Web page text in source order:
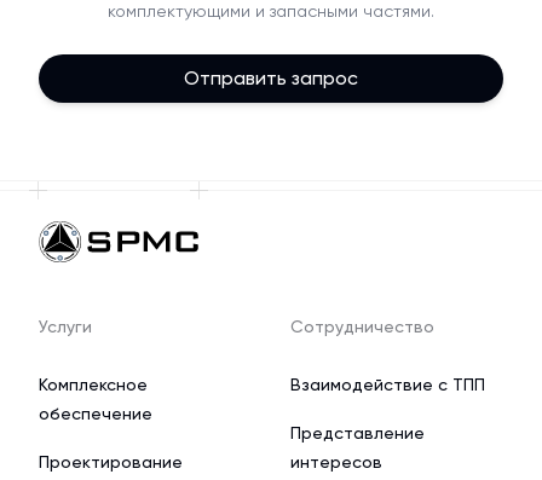
комплектующими и запасными частями.
Отправить запрос
Услуги
Комплексное
обеспечение
Проектирование
Сотрудничество
Взаимодействие с ТПП
Представление
интересов